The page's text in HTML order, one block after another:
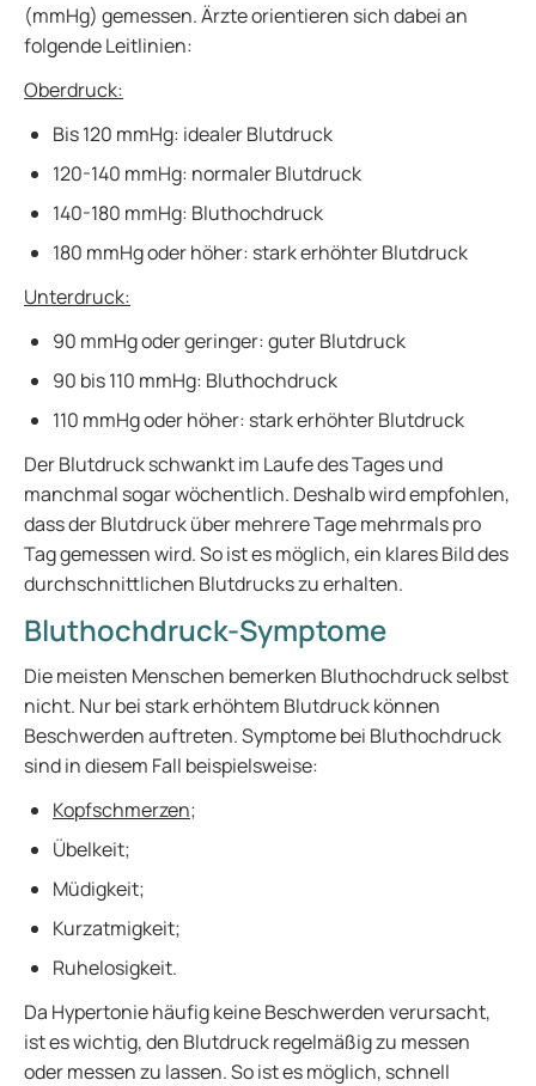
(mmHg) gemessen. Ärzte orientieren sich dabei an
folgende Leitlinien:
Oberdruck:
Bis 120 mmHg: idealer Blutdruck
120-140 mmHg: normaler Blutdruck
140-180 mmHg: Bluthochdruck
180 mmHg oder höher: stark erhöhter Blutdruck
Unterdruck:
90 mmHg oder geringer: guter Blutdruck
90 bis 110 mmHg: Bluthochdruck
110 mmHg oder höher: stark erhöhter Blutdruck
Der Blutdruck schwankt im Laufe des Tages und
manchmal sogar wöchentlich. Deshalb wird empfohlen,
dass der Blutdruck über mehrere Tage mehrmals pro
Tag gemessen wird. So ist es möglich, ein klares Bild des
durchschnittlichen Blutdrucks zu erhalten.
Bluthochdruck-Symptome
Die meisten Menschen bemerken Bluthochdruck selbst
nicht. Nur bei stark erhöhtem Blutdruck können
Beschwerden auftreten. Symptome bei Bluthochdruck
sind in diesem Fall beispielsweise:
Kopfschmerzen;
Übelkeit;
Müdigkeit;
Kurzatmigkeit;
Ruhelosigkeit.
Da Hypertonie häufig keine Beschwerden verursacht,
ist es wichtig, den Blutdruck regelmäßig zu messen
oder messen zu lassen. So ist es möglich, schnell